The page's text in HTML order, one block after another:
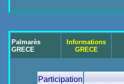
Palmarès
GRECE
Informations
GRECE
Participation